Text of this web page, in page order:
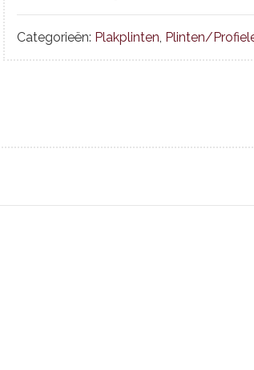
Categorieën: Plakplinten, Plinten/